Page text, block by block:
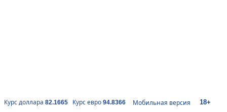
Курс доллара 82.1665 Курс евро 94.8366 Мобильная версия 18+